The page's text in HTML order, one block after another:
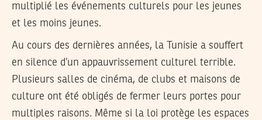
multiplié les événements culturels pour les jeunes
et les moins jeunes.
Au cours des dernières années, la Tunisie a souffert
en silence d’un appauvrissement culturel terrible.
Plusieurs salles de cinéma, de clubs et maisons de
culture ont été obligés de fermer leurs portes pour
multiples raisons. Même si la loi protège les espaces